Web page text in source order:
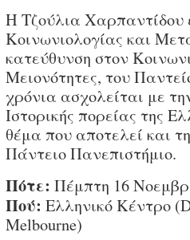
Η Τζούλια Χαρπαντίδου
Κοινωνιολογίας και
κατεύθυνση στον
Μειονότητες, του
χρόνια ασχολείται με
Ιστορικής πορείας της
θέμα που αποτελεί και
Πάντειο Πανεπιστήμιο.
Πότε: Πέμπτη 16
Πού: Ελληνικό Κέντρο
Melbourne)